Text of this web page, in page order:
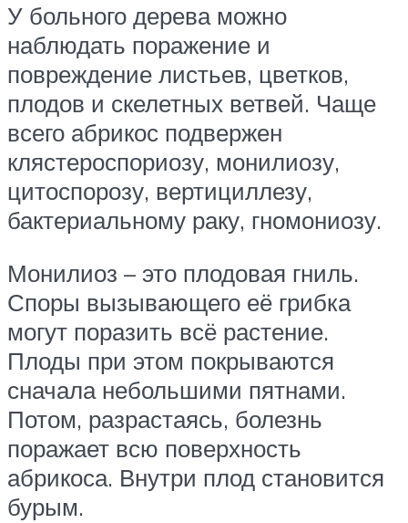
У больного дерева можно
наблюдать поражение и
повреждение листьев, цветков,
плодов и скелетных ветвей. Чаще
всего абрикос подвержен
клястероспориозу, монилиозу,
цитоспорозу, вертициллезу,
бактериальному раку, гномониозу.
Монилиоз – это плодовая гниль.
Споры вызывающего её грибка
могут поразить всё растение.
Плоды при этом покрываются
сначала небольшими пятнами.
Потом, разрастаясь, болезнь
поражает всю поверхность
абрикоса. Внутри плод становится
бурым.